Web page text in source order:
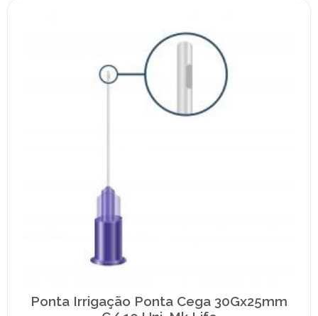
Ponta Irrigação Ponta Cega 30Gx25mm